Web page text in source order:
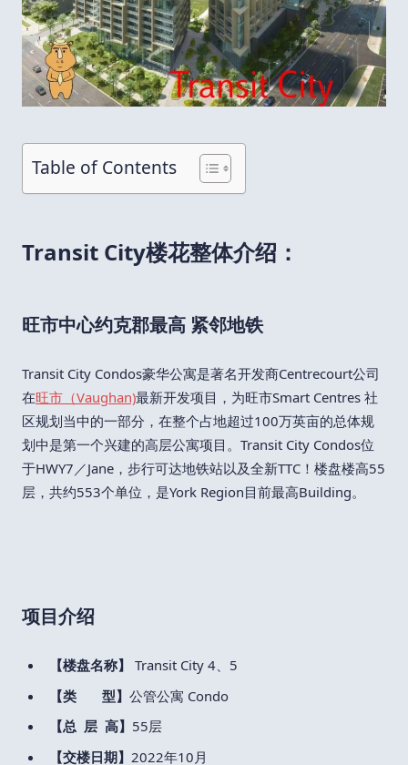
Table of Contents
Transit City楼花整体介绍：
旺市中心约克郡最高 紧邻地铁
Transit City Condos豪华公寓是著名开发商Centrecourt公司
在旺市（Vaughan)最新开发项目，为旺市Smart Centres 社
区规划当中的一部分，在整个占地超过100万英亩的总体规
划中是第一个兴建的高层公寓项目。Transit City Condos位
于HWY7／Jane，步行可达地铁站以及全新TTC！楼盘楼高55
层，共约553个单位，是York Region目前最高Building。
项目介绍
【楼盘名称】
Transit City 4、5
【类 型】 公管公寓 Condo
【总 层 高】 55层
【交楼日期】 2022年10月